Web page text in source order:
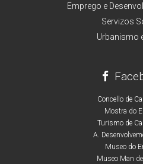
Emprego e
Servizos
Urbanismo
Concello de
Mostra do
Turismo de
A.
Museo do
Museo Man